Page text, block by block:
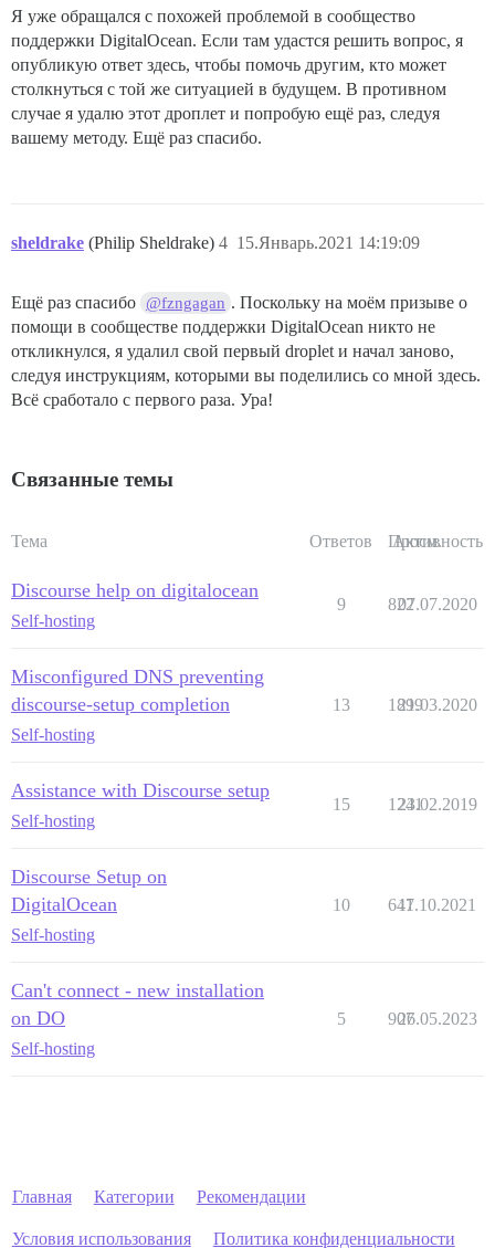
Я уже обращался с похожей проблемой в сообщество
поддержки DigitalOcean. Если там удастся решить вопрос, я
опубликую ответ здесь, чтобы помочь другим, кто может
столкнуться с той же ситуацией в будущем. В противном
случае я удалю этот дроплет и попробую ещё раз, следуя
вашему методу. Ещё раз спасибо.
sheldrake (Philip Sheldrake) 15.Январь.2021 14:19:09
4
Ещё раз спасибо @fzngagan . Поскольку на моём призыве о
помощи в сообществе поддержки DigitalOcean никто не
откликнулся, я удалил свой первый droplet и начал заново,
следуя инструкциям, которыми вы поделились со мной здесь.
Всё сработало с первого раза. Ура!
Связанные темы
Тема Ответов Просм.
Активность
Discourse help on digitalocean
Self-hosting
9 822
07.07.2020
Misconfigured DNS preventing
discourse-setup completion
Self-hosting
13 1899
21.03.2020
Assistance with Discourse setup
Self-hosting
15 1241
23.02.2019
Discourse Setup on
DigitalOcean
Self-hosting
10 647
11.10.2021
Can't connect - new installation
on DO
Self-hosting
5 907
26.05.2023
Главная Категории Рекомендации
Условия использования Политика конфиденциальности